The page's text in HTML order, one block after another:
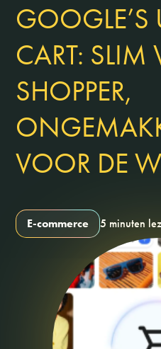
GOOGLE’S
CART: SLIM
SHOPPER,
VOOR DE
E-commerce 5 minuten